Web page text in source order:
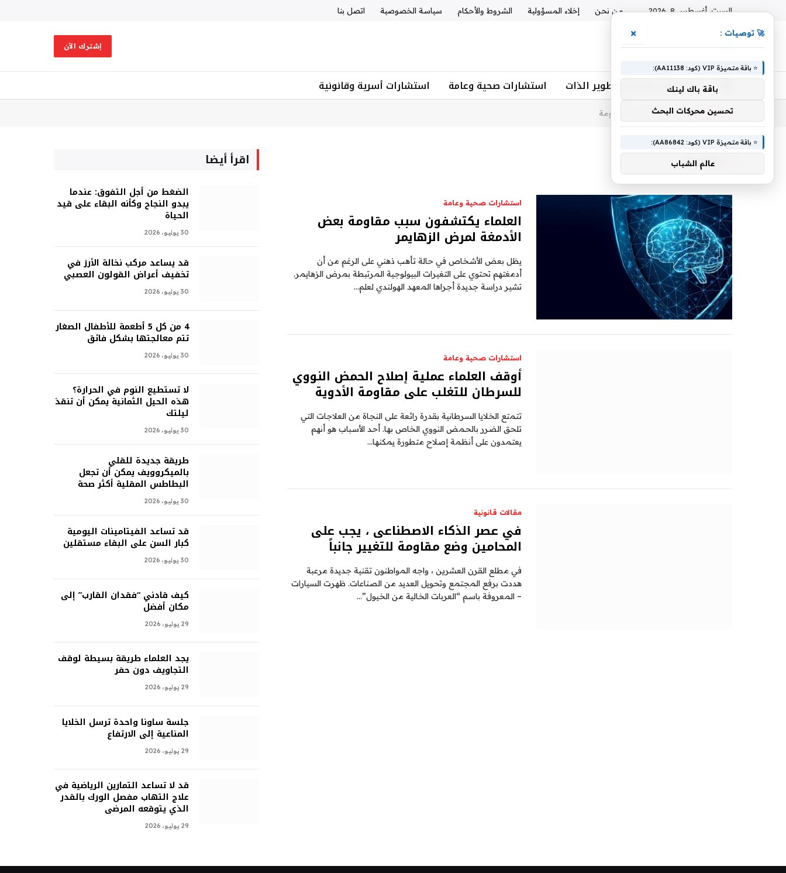
السبت, أغسطس 8, 2026 من نحن إخلاء المسؤولية الشروط والأحكام سياسة الخصوصية اتصل بنا
إشترك الآن
استشارات نفسية وتطوير الذات استشارات صحية وعامة استشارات أسرية وقانونية
أنت الآن تتصفح: الرئيسية مقاومة
مقاومة
استشارات صحية وعامة
العلماء يكتشفون سبب مقاومة بعض
الأدمغة لمرض الزهايمر
يظل بعض الأشخاص في حالة تأهب ذهني على الرغم من أن
أدمغتهم تحتوي على التغيرات البيولوجية المرتبطة بمرض الزهايمر.
تشير دراسة جديدة أجراها المعهد الهولندي لعلم…
استشارات صحية وعامة
أوقف العلماء عملية إصلاح الحمض النووي
للسرطان للتغلب على مقاومة الأدوية
تتمتع الخلايا السرطانية بقدرة رائعة على النجاة من العلاجات التي
تلحق الضرر بالحمض النووي الخاص بها. أحد الأسباب هو أنهم
يعتمدون على أنظمة إصلاح متطورة يمكنها…
مقالات قانونية
في عصر الذكاء الاصطناعى ، يجب على
المحامين وضع مقاومة للتغيير جانباً
في مطلع القرن العشرين ، واجه المواطنون تقنية جديدة مرعبة
هددت برفع المجتمع وتحويل العديد من الصناعات. ظهرت السيارات
– المعروفة باسم “العربات الخالية من الخيول”…
اقرأ أيضا
الضغط من أجل التفوق: عندما
يبدو النجاح وكأنه البقاء على قيد
الحياة
30 يوليو، 2026
قد يساعد مركب نخالة الأرز في
تخفيف أعراض القولون العصبي
30 يوليو، 2026
4 من كل 5 أطعمة للأطفال الصغار
تتم معالجتها بشكل فائق
30 يوليو، 2026
لا تستطيع النوم في الحرارة؟
هذه الحيل الثمانية يمكن أن تنقذ
ليلتك
30 يوليو، 2026
طريقة جديدة للقلي
بالميكروويف يمكن أن تجعل
البطاطس المقلية أكثر صحة
30 يوليو، 2026
قد تساعد الفيتامينات اليومية
كبار السن على البقاء مستقلين
30 يوليو، 2026
كيف قادني “فقدان القارب” إلى
مكان أفضل
29 يوليو، 2026
يجد العلماء طريقة بسيطة لوقف
التجاويف دون حفر
29 يوليو، 2026
جلسة ساونا واحدة ترسل الخلايا
المناعية إلى الارتفاع
29 يوليو، 2026
قد لا تساعد التمارين الرياضية في
علاج التهاب مفصل الورك بالقدر
الذي يتوقعه المرضى
29 يوليو، 2026
🚀 توصيات : ×
⭐ باقة متميزة VIP (كود: AA11138):
باقة باك لينك
تحسين محركات البحث
⭐ باقة متميزة VIP (كود: AA86842):
عالم الشباب